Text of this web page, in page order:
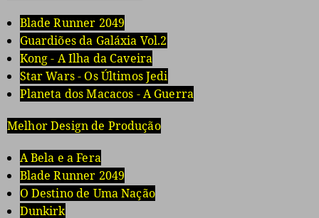
Blade Runner 2049
Guardiões da Galáxia Vol.2
Kong - A Ilha da Caveira
Star Wars - Os Últimos Jedi
Planeta dos Macacos - A Guerra
Melhor Design de Produção
A Bela e a Fera
Blade Runner 2049
O Destino de Uma Nação
Dunkirk